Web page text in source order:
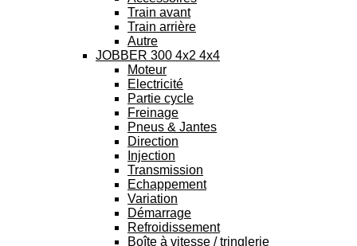
Train avant
Train arrière
Autre
JOBBER 300 4x2 4x4
Moteur
Electricité
Partie cycle
Freinage
Pneus & Jantes
Direction
Injection
Transmission
Echappement
Variation
Démarrage
Refroidissement
Boîte à vitesse / tringlerie